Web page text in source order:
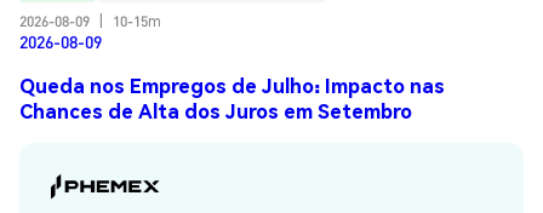
2026-08-09
10-15m
2026-08-09
Queda nos Empregos de Julho: Impacto nas
Chances de Alta dos Juros em Setembro